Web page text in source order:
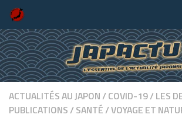
Skip to content
ACTUALITÉS AU JAPON/COVID-19/LES
PUBLICATIONS/SANTÉ/VOYAGE ET